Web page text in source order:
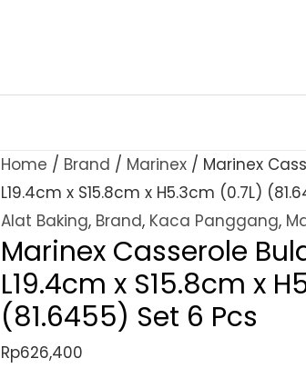
Home / Brand / Marinex / Marinex
L19.4cm x S15.8cm x H5.3cm (0.7L)
Alat Baking, Brand, Kaca Panggang,
Marinex Casserole
L19.4cm x S15.8cm x
(81.6455) Set 6 Pcs
Rp626,400